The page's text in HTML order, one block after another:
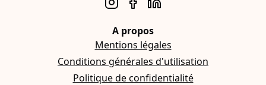
A propos
Mentions légales
Conditions générales d'utilisation
Politique de confidentialité